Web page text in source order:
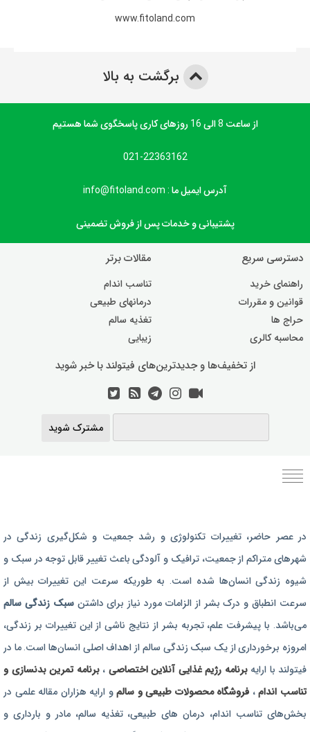
www.fitoland.com
برگشت به بالا
از ساعت 8 الی 16 روزهای کاری پاسخگوی شما هستیم
021-22363162
آدرس ایمیل ما : info@fitoland.com
پشتیبانی و خدمات پس از فروش تضمینی
دسترسی سریع
راهنمای خرید
قوانین و مقررات
حراج ها
محاسبه کالری
مقالات برتر
تناسب اندام
درمانهای طبیعی
تغذیه سالم
زیبایی
از تخفیف‌ها و جدیدترین‌های فیتولند با خبر شوید
مشترک شوید
رژیم غذایی بارداری
برنامه رژیم درمانی
برنامه تمرین بدنسازی
برنامه تمرینی
محصولات طبیعی و سالم
در عصر حاضر،‌ تغییرات تکنولوژی و رشد جمعیت و شکل‌گیری زندگی‌ در
شهرهای متراکم از جمعیت، ترافیک و آلودگی باعث تغییر قابل توجه در سبک و
شیوه زندگی انسان‌ها شده است. به طوریکه سرعت این تغییرات بیش از
سرعت انطباق و درک بشر از الزامات مورد نیاز برای داشتنسبک زندگی سالم
می‌باشد. با پیشرفت علم، تجربه بشر از نتایج ناشی از این تغییرات بر زندگی،
امروزه برخورداری از یک سبک زندگی سالم از اهداف اصلی انسان‌ها است. ما در
فیتولند با ارایهبرنامه رژیم غذایی آنلاین اختصاصی ،برنامه تمرین بدنسازی و
تناسب اندام، فروشگاه محصولات طبیعی و سالمو ارایه هزاران مقاله علمی در
بخش‌های تناسب اندام، درمان های طبیعی، تغذیه سالم، مادر و بارداری و